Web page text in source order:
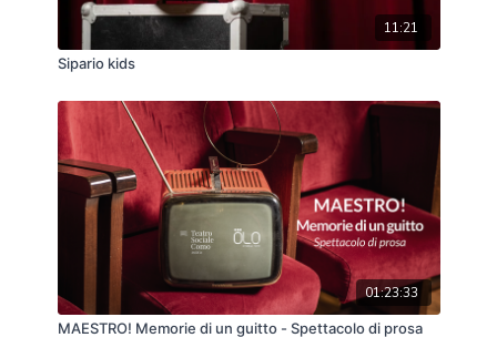
11:21
Sipario kids
01:23:33
MAESTRO! Memorie di un guitto - Spettacolo di prosa